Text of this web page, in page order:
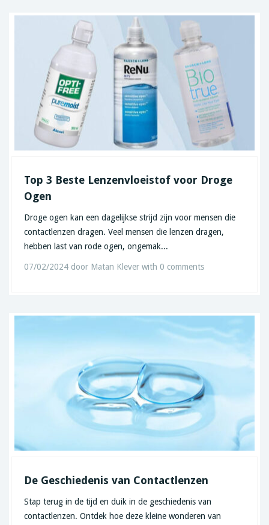
Top 3 Beste Lenzenvloeistof voor Droge
Ogen
Droge ogen kan een dagelijkse strijd zijn voor mensen die
contactlenzen dragen. Veel mensen die lenzen dragen,
hebben last van rode ogen, ongemak...
07/02/2024 door Matan Klever with 0 comments
De Geschiedenis van Contactlenzen
Stap terug in de tijd en duik in de geschiedenis van
contactlenzen. Ontdek hoe deze kleine wonderen van